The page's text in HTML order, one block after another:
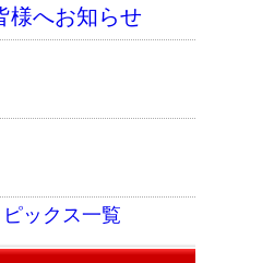
様へお知らせ
ックス一覧